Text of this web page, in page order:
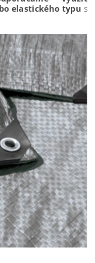
elastického typu s